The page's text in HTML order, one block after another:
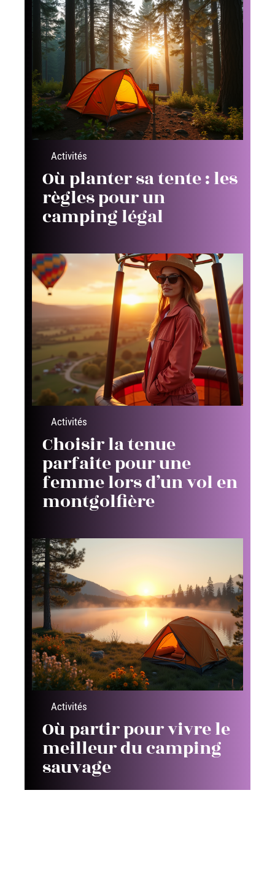
Activités
Où planter sa tente : les
règles pour un
camping légal
Activités
Choisir la tenue
parfaite pour une
femme lors d’un vol en
montgolfière
Activités
Où partir pour vivre le
meilleur du camping
sauvage